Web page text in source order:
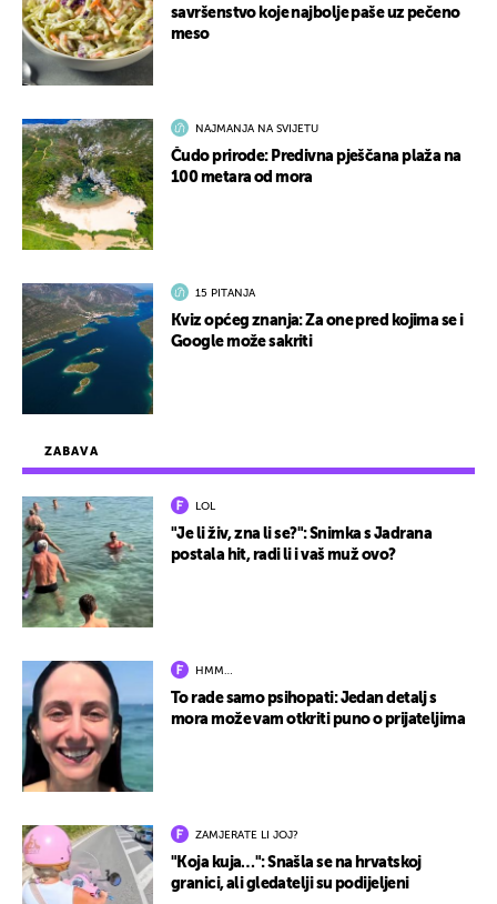
ZABAVA
LOL
"Je li živ, zna li se?": Snimka s Jadrana
postala hit, radi li i vaš muž ovo?
HMM…
To rade samo psihopati: Jedan detalj s
mora može vam otkriti puno o prijateljima
ZAMJERATE LI JOJ?
"Koja kuja…": Snašla se na hrvatskoj
granici, ali gledatelji su podijeljeni
savršenstvo koje najbolje paše uz pečeno
meso
NAJMANJA NA SVIJETU
Čudo prirode: Predivna pješčana plaža na
100 metara od mora
15 PITANJA
Kviz općeg znanja: Za one pred kojima se i
Google može sakriti